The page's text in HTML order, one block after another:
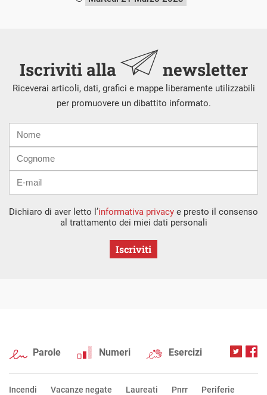
Iscriviti alla newsletter
Riceverai articoli, dati, grafici e mappe liberamente utilizzabili
per promuovere un dibattito informato.
mail
Dichiaro di aver letto l’informativa privacy e presto il consenso
al trattamento dei miei dati personali
Iscriviti
Parole Numeri Esercizi
Incendi Vacanze negate Laureati Pnrr Periferie